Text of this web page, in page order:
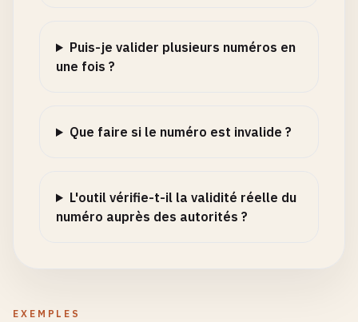
Puis-je valider plusieurs numéros en
une fois ?
Que faire si le numéro est invalide ?
L'outil vérifie-t-il la validité réelle du
numéro auprès des autorités ?
EXEMPLES